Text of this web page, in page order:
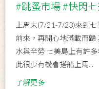
#跳蚤市場 #快閃
上周末(7/21-7/23)來到
前來，再開心地滿載而
水與辛勞 七美島上有許
此很少有機會搭船上馬...
了解更多